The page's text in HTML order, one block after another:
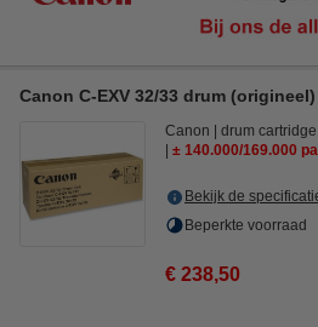
Canon C-EXV 32/33 drum (origineel)
Canon drum cartridge
± 140.000/169.000
Bekijk de
Beperkte voorraad
€ 238,50